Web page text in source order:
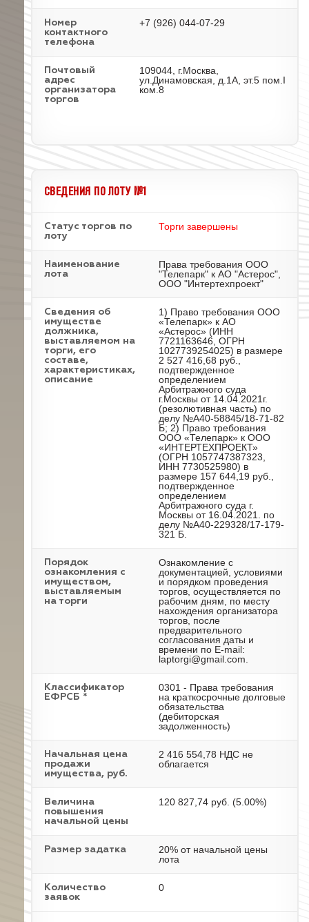
Номер
контактного
телефона
+7 (926) 044-07-29
Почтовый
адрес
организатора
торгов
109044, г.Москва,
ул.Динамовская, д.1А, эт.5 пом.I
ком.8
СВЕДЕНИЯ ПО ЛОТУ №1
Статус торгов по
лоту
Торги завершены
Наименование
лота
Права требования ООО
"Телепарк" к АО "Астерос",
ООО "Интертехпроект"
Cведения об
имуществе
должника,
выставляемом на
торги, его
составе,
характеристиках,
описание
1) Право требования ООО
«Телепарк» к АО
«Астерос» (ИНН
7721163646, ОГРН
1027739254025) в размере
2 527 416,68 руб.,
подтвержденное
определением
Арбитражного суда
г.Москвы от 14.04.2021г.
(резолютивная часть) по
делу №А40-58845/18-71-82
Б; 2) Право требования
ООО «Телепарк» к ООО
«ИНТЕРТЕХПРОЕКТ»
(ОГРН 1057747387323,
ИНН 7730525980) в
размере 157 644,19 руб.,
подтвержденное
определением
Арбитражного суда г.
Москвы от 16.04.2021. по
делу №А40-229328/17-179-
321 Б.
Порядок
ознакомления с
имуществом,
выставляемым
на торги
Ознакомление с
документацией, условиями
и порядком проведения
торгов, осуществляется по
рабочим дням, по месту
нахождения организатора
торгов, после
предварительного
согласования даты и
времени по E-mail:
laptorgi@gmail.com.
Классификатор
ЕФРСБ *
0301 - Права требования
на краткосрочные долговые
обязательства
(дебиторская
задолженность)
Начальная цена
продажи
имущества, руб.
2 416 554,78 НДС не
облагается
Величина
повышения
начальной цены
120 827,74 руб. (5.00%)
Размер задатка
20% от начальной цены
лота
Количество
заявок
0